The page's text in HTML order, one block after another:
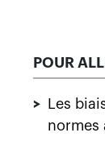
POUR
>
Les
normes